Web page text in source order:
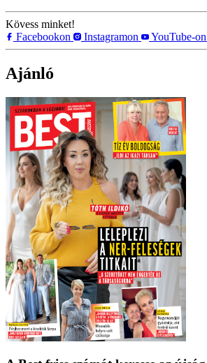
Kövess minket!
Facebookon
Instagramon YouTube-on
Ajánló